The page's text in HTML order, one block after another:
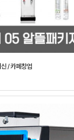
/ 카페창업